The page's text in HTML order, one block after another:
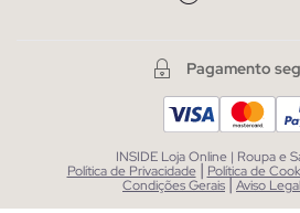
Pagamento
INSIDE Loja Online | Roupa e
Política de Privacidade | Política de
Condições Gerais|Aviso Legal